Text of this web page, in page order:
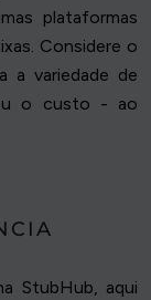
plataformas
Considere o
a variedade de
o custo - ao
StubHub, aqui